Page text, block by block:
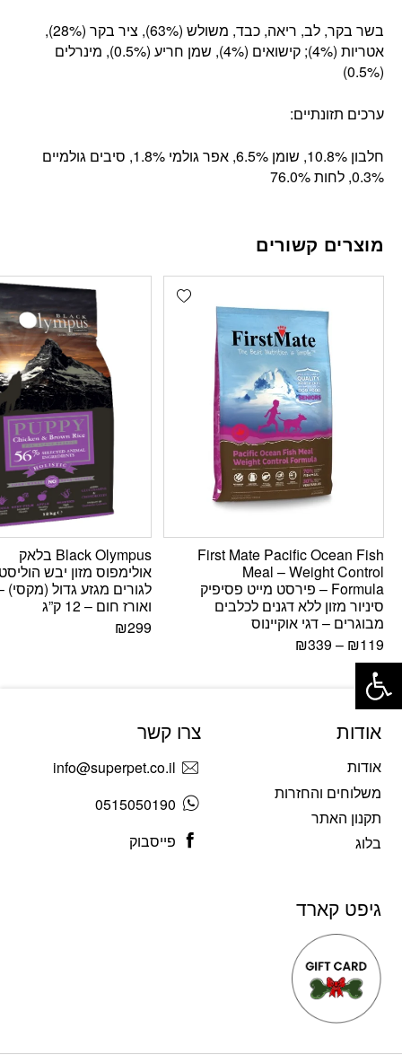
בשר בקר, לב, ריאה, כבד, משולש (63%), ציר בקר (28%),
אטריות (4%); קישואים (4%), שמן חריע (0.5%), מינרלים
(0.5%)
ערכים תזונתיים:
חלבון 10.8%, שומן 6.5%, אפר גולמי 1.8%, סיבים גולמיים
0.3%, לחות 76.0%
מוצרים קשורים
Add wishlist
First Mate Pacific Ocean Fish
Meal – Weight Control
Formula – פירסט מייט פסיפיק
סיניור מזון ללא דגנים לכלבים
מבוגרים – דגי אוקיינוס
₪119
–
₪339
Black Olympus בלאק
אולימפוס מזון יבש
לגורים מגזע גדול (מקסי)
ואורז חום – 12 ק”ג
₪299
אודות
אודות
משלוחים והחזרות
תקנון האתר
בלוג
צרו קשר
info@superpet.co.il
0515050190
פייסבוק
גיפט קארד
פתח סרגל נגישות